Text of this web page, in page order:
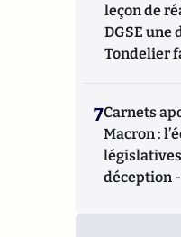
leçon de
DGSE une
Tondelier
7Carnets
Macron :
déception